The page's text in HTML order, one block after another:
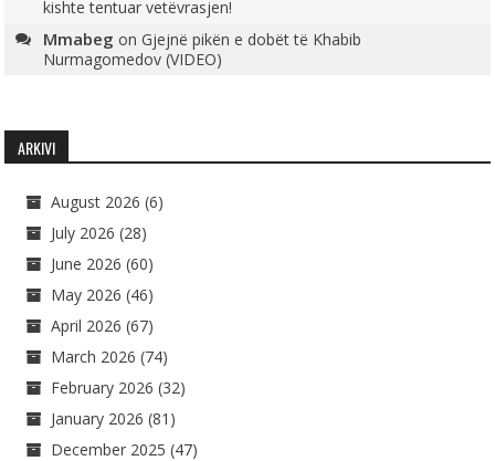
kishte tentuar vetëvrasjen!
Mmabeg onGjejnë pikën e dobët të Khabib
Nurmagomedov (VIDEO)
ARKIVI
August 2026 (6)
July 2026 (28)
June 2026 (60)
May 2026 (46)
April 2026 (67)
March 2026 (74)
February 2026 (32)
January 2026 (81)
December 2025 (47)